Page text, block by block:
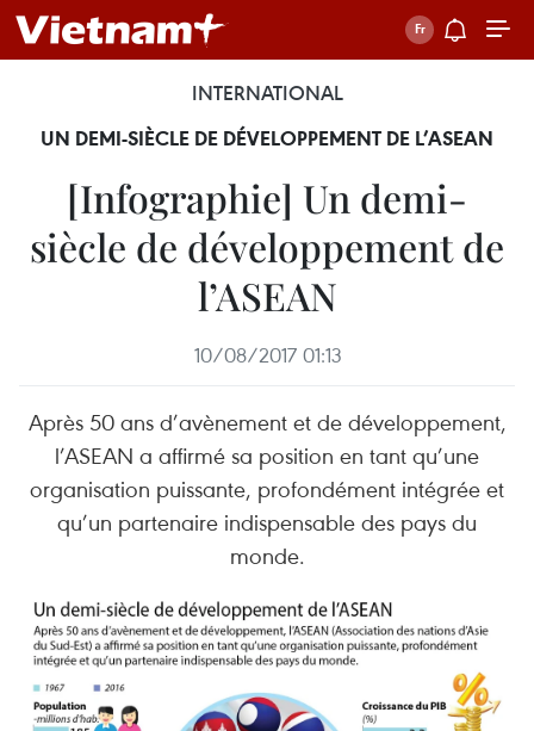
INTERNATIONAL
UN DEMI-SIÈCLE DE DÉVELOPPEMENT DE L’ASEAN
[Infographie] Un demi-
siècle de développement de
l’ASEAN
10/08/2017 01:13
Après 50 ans d’avènement et de développement,
l’ASEAN a affirmé sa position en tant qu’une
organisation puissante, profondément intégrée et
qu’un partenaire indispensable des pays du
monde.